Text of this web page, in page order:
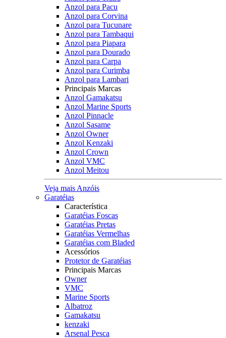
Anzol para Pacu
Anzol para Corvina
Anzol para Tucunare
Anzol para Tambaqui
Anzol para Piapara
Anzol para Dourado
Anzol para Carpa
Anzol para Curimba
Anzol para Lambari
Principais Marcas
Anzol Gamakatsu
Anzol Marine Sports
Anzol Pinnacle
Anzol Sasame
Anzol Owner
Anzol Kenzaki
Anzol Crown
Anzol VMC
Anzol Meitou
Veja mais Anzóis
Garatéias
Característica
Garatéias Foscas
Garatéias Pretas
Garatéias Vermelhas
Garatéias com Bladed
Acessórios
Protetor de Garatéias
Principais Marcas
Owner
VMC
Marine Sports
Albatroz
Gamakatsu
kenzaki
Arsenal Pesca